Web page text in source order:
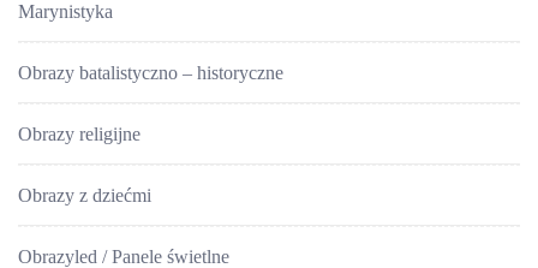
Marynistyka
Obrazy batalistyczno – historyczne
Obrazy religijne
Obrazy z dziećmi
Obrazyled / Panele świetlne